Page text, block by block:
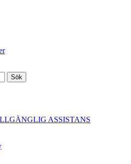
ASSISTANS